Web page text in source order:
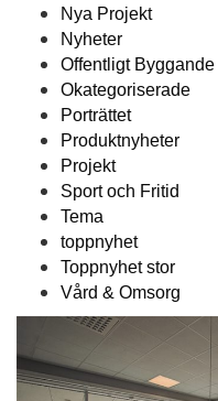
Nya Projekt
Nyheter
Offentligt Byggande
Okategoriserade
Porträttet
Produktnyheter
Projekt
Sport och Fritid
Tema
toppnyhet
Toppnyhet stor
Vård & Omsorg